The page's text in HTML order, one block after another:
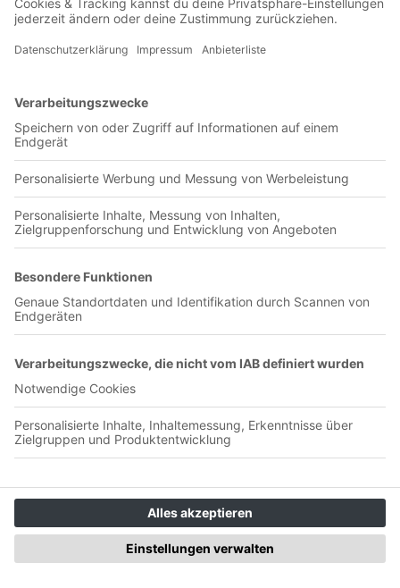
Jetzt in der App abspielen